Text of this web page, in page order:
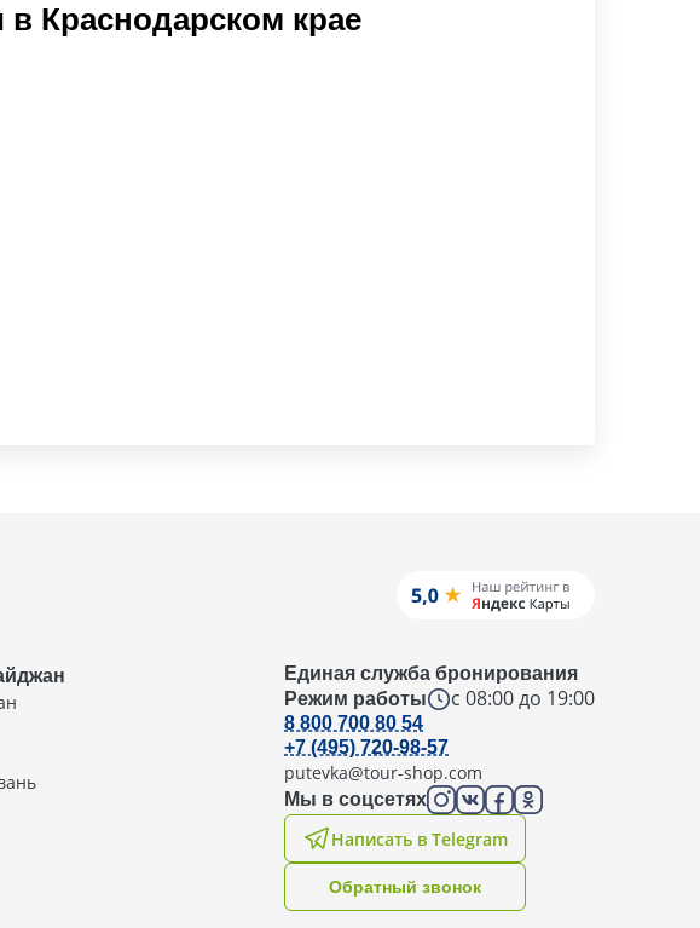
Краснодарском крае
Единая служба бронирования
Режим работы
с 08:00 до 19:00
8 800 700 80 54
+7 (495) 720-98-57
putevka@tour-shop.com
Мы в соцсетях
Написать в Telegram
Oбратный звонок